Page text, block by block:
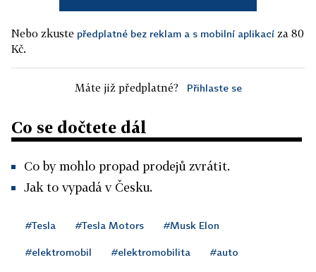
Nebo zkuste předplatné bez reklam a s mobilní aplikací za 80
Kč.
Máte již předplatné? Přihlaste se
Co se dočtete dál
Co by mohlo propad prodejů zvrátit.
Jak to vypadá v Česku.
#Tesla #Tesla Motors #Musk Elon
#elektromobil #elektromobilita #auto